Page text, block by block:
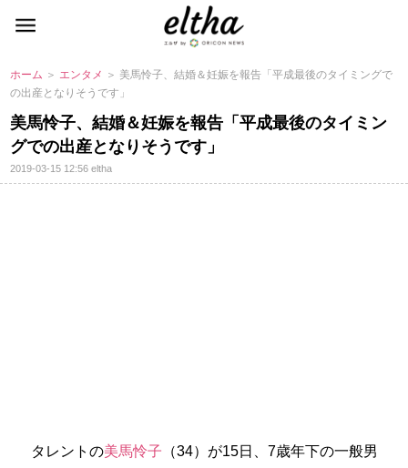
ホーム ＞ エンタメ ＞ 美馬怜子、結婚＆妊娠を報告「平成最後のタイミングで
の出産となりそうです」
美馬怜子、結婚＆妊娠を報告「平成最後のタイミン
グでの出産となりそうです」
2019-03-15 12:56eltha
タレントの美馬怜子 （34）が15日、7歳年下の一般男